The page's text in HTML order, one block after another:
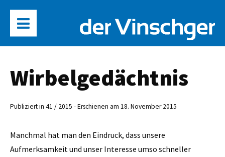
Wirbelgedächtnis
Publiziert in 41 / 2015 - Erschienen am 18. November 2015
Manchmal hat man den Eindruck, dass unsere
Aufmerksamkeit und unser Interesse umso schneller